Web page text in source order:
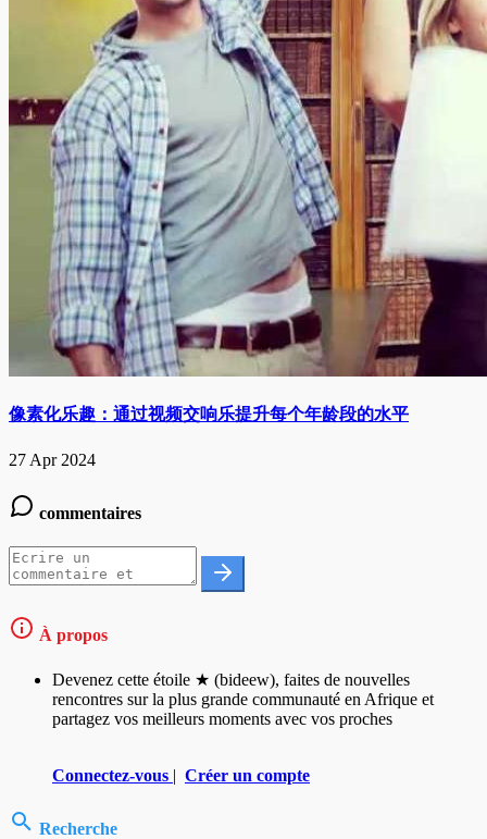
像素化乐趣：通过视频交响乐提升每个年龄段的水平
27 Apr 2024
commentaires
À propos
Devenez cette étoile ★ (bideew), faites de nouvelles
rencontres sur la plus grande communauté en Afrique et
partagez vos meilleurs moments avec vos proches
Connectez-vous | Créer un compte
Recherche